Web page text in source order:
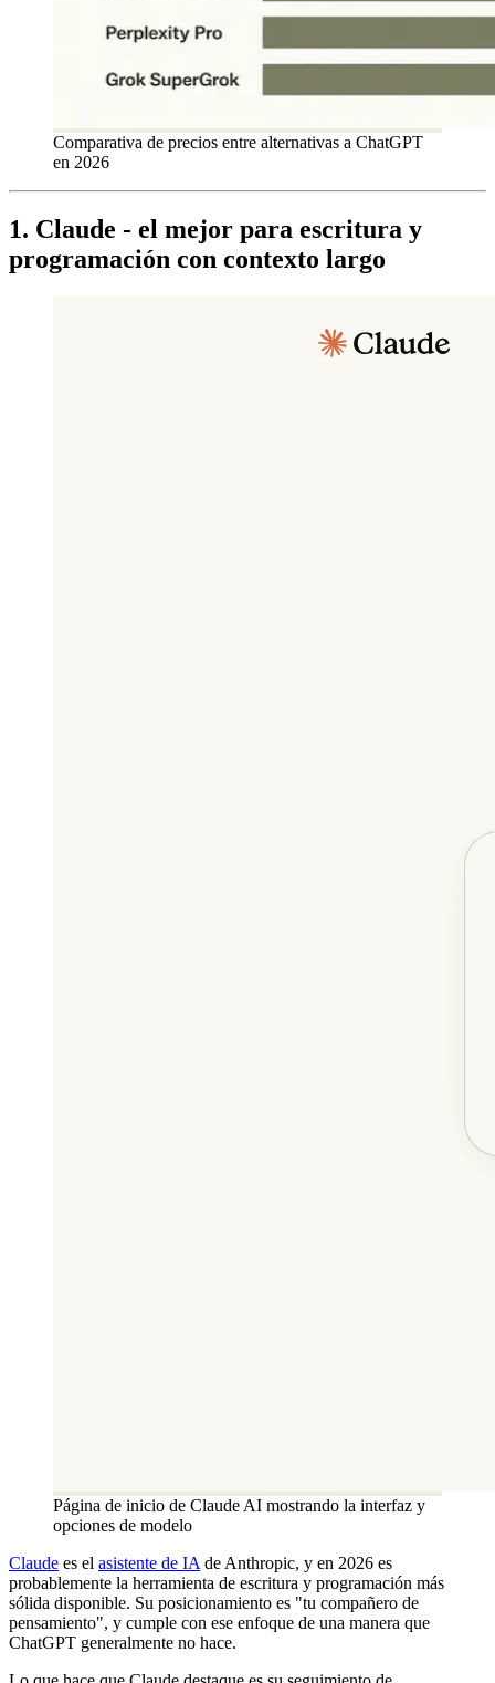
Comparativa de precios entre alternativas a ChatGPT
en 2026
1. Claude - el mejor para escritura y
programación con contexto largo
Página de inicio de Claude AI mostrando la interfaz y
opciones de modelo
Claude es el asistente de IA de Anthropic, y en 2026 es
probablemente la herramienta de escritura y programación más
sólida disponible. Su posicionamiento es "tu compañero de
pensamiento", y cumple con ese enfoque de una manera que
ChatGPT generalmente no hace.